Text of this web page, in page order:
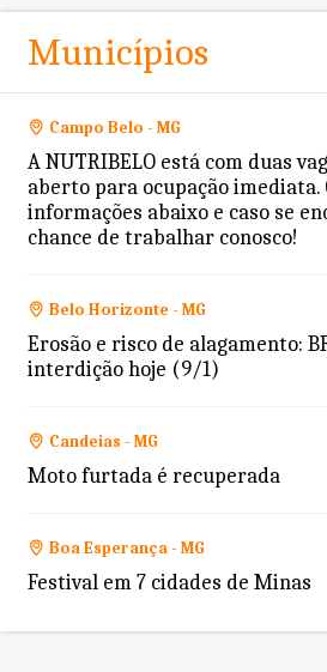
Municípios
Campo Belo - MG
A NUTRIBELO está com duas
aberto para ocupação imediata.
informações abaixo e caso se
chance de trabalhar conosco!
Belo Horizonte - MG
Erosão e risco de alagamento:
interdição hoje (9/1)
Candeias - MG
Moto furtada é recuperada
Boa Esperança - MG
Festival em 7 cidades de Minas